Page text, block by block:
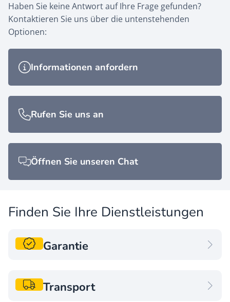
Haben Sie keine Antwort auf Ihre Frage gefunden?
Kontaktieren Sie uns über die untenstehenden
Optionen:
Informationen anfordern
Informationen anfordern
Rufen Sie uns an
Rufen Sie uns an
Öffnen Sie unseren Chat
Öffnen Sie unseren Chat
Finden Sie Ihre Dienstleistungen
Garantie
Garantie
Transport
Transport